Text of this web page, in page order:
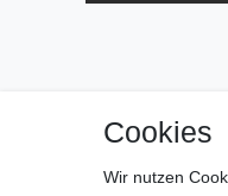
Cookies
Wir nutzen